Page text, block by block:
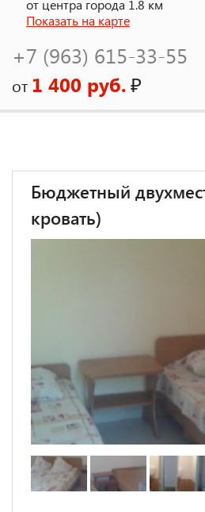
от центра города 1.8 км
Показать на карте
+7 (963) 615-33-55
от 1 400 руб.₽
Бюджетный
кровать)